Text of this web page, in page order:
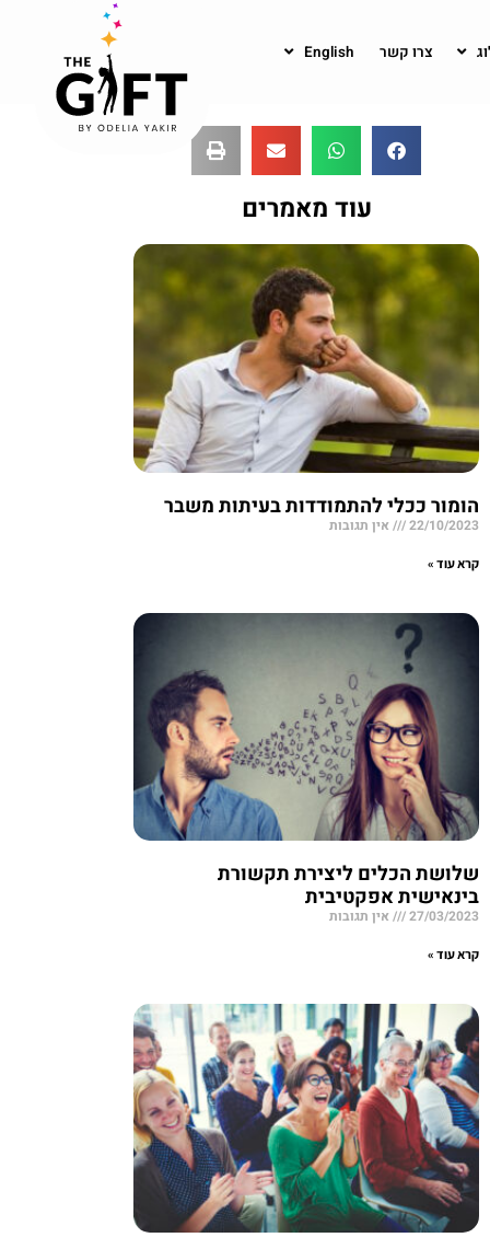
צרו קשר English
עוד מאמרים
הומור ככלי להתמודדות בעיתות משבר
22/10/2023 אין תגובות
קרא עוד »
שלושת הכלים ליצירת תקשורת
בינאישית אפקטיבית
27/03/2023 אין תגובות
קרא עוד »